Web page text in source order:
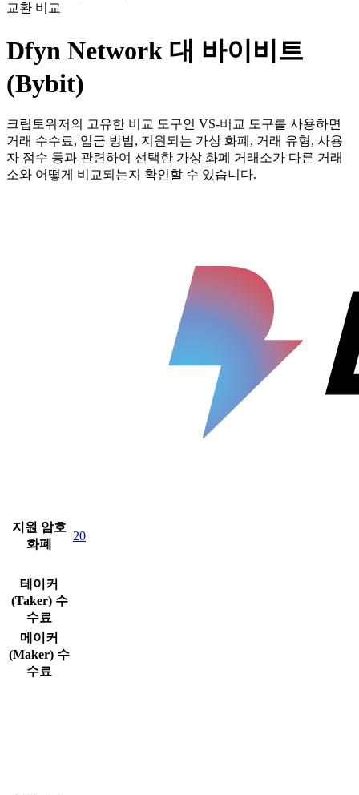
교환 비교
Dfyn Network 대 바이비트
(Bybit)
크립토위저의 고유한 비교 도구인 VS-비교 도구를 사용하면
거래 수수료, 입금 방법, 지원되는 가상 화폐, 거래 유형, 사용
자 점수 등과 관련하여 선택한 가상 화폐 거래소가 다른 거래
소와 어떻게 비교되는지 확인할 수 있습니다.
지원 암호
화폐
20
테이커
(Taker) 수
수료
메이커
(Maker) 수
수료